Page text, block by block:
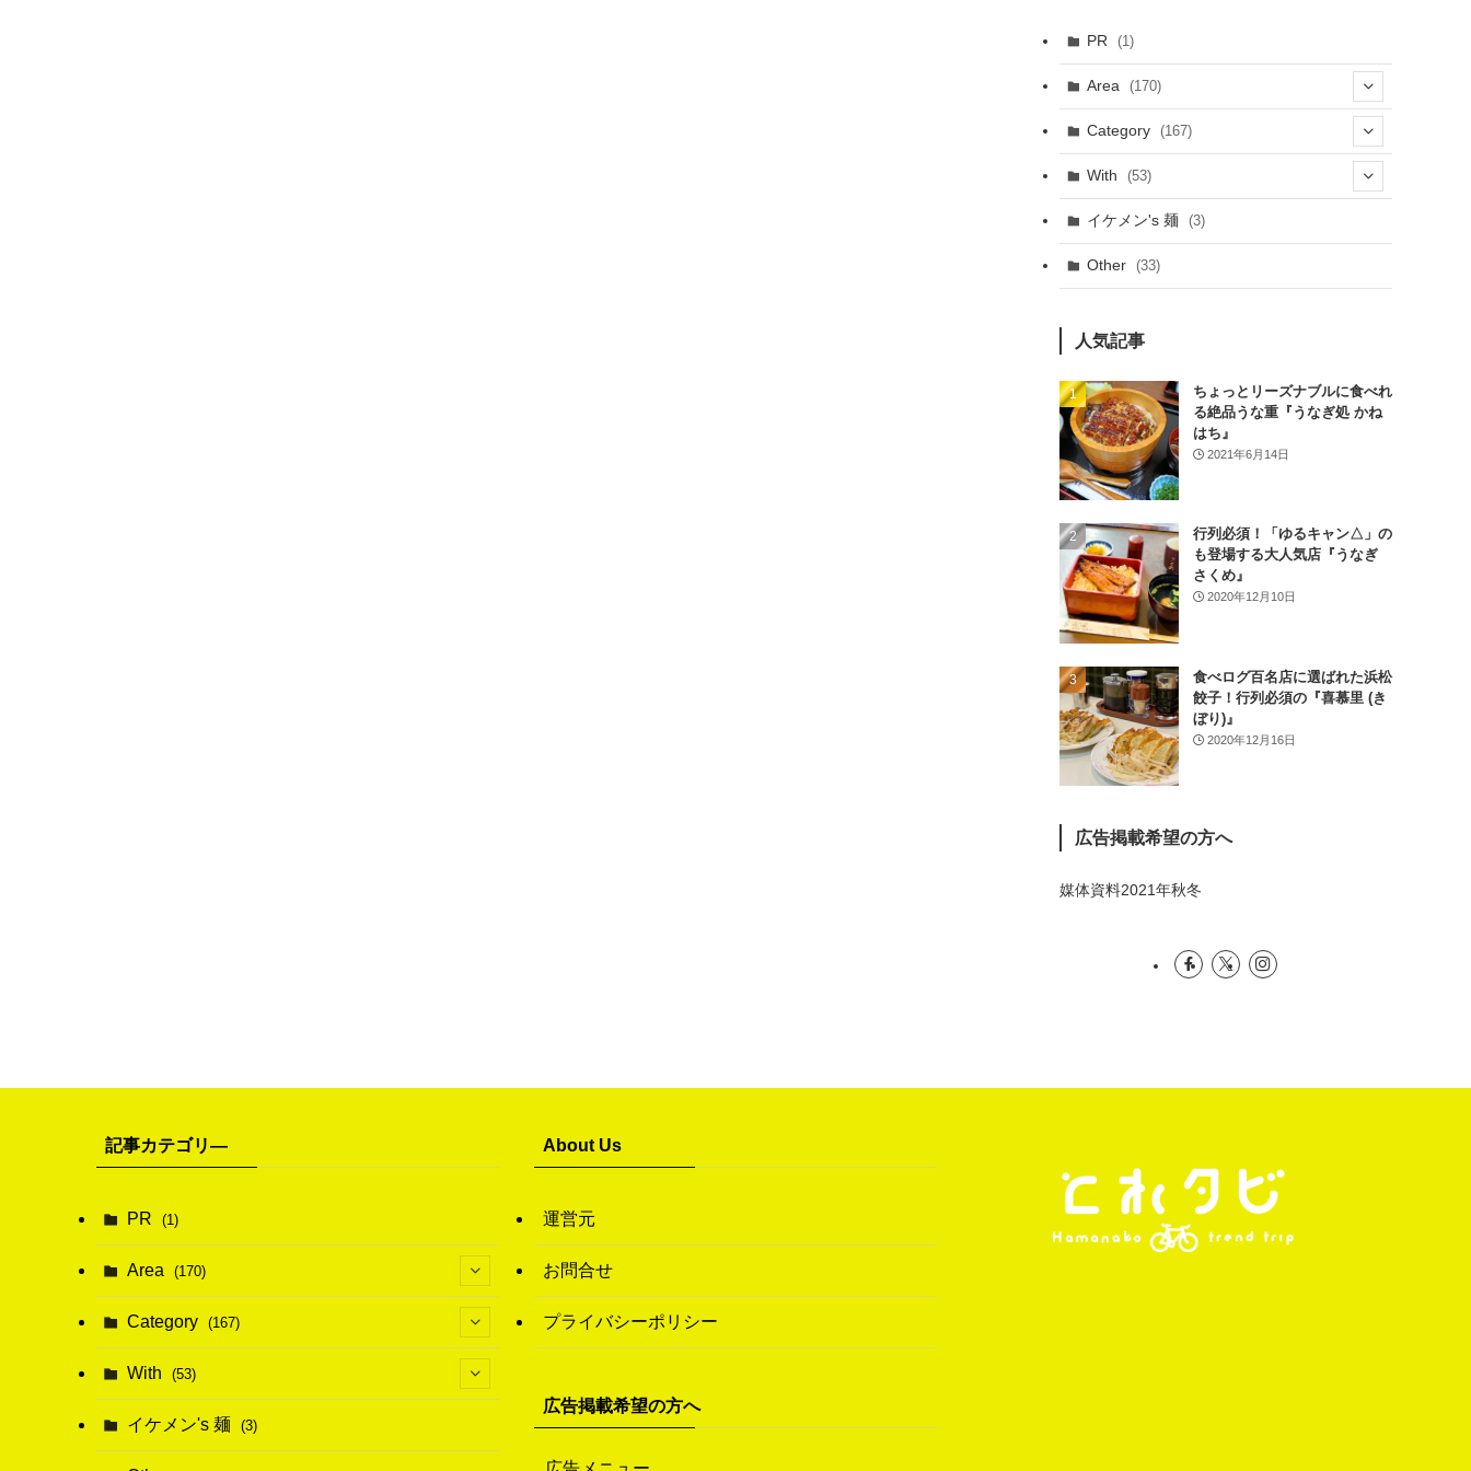
PR (1)
Area (170)
(1)
(6)
(11)
(1)
(3)
(26)
(46)
(1)
Category (167)
(114)
With (53)
(15)
(43)
(31)
(49)
イケメン's 麺 (3)
Other (33)
人気記事
ちょっとリーズナブルに食べれ
る絶品うな重『うなぎ処 かね
はち』
2021年6月14日
行列必須！「ゆるキャン△」の
も登場する大人気店『うなぎ
さくめ』
2020年12月10日
食べログ百名店に選ばれた浜松
餃子！行列必須の『喜慕里 (き
ぼり)』
2020年12月16日
広告掲載希望の方へ
媒体資料2021年秋冬
記事カテゴリ―
PR (1)
Area (170)
(1)
(6)
Category (167)
(114)
With (53)
(15)
イケメン's 麺 (3)
About Us
運営元
お問合せ
プライバシーポリシー
広告掲載希望の方へ